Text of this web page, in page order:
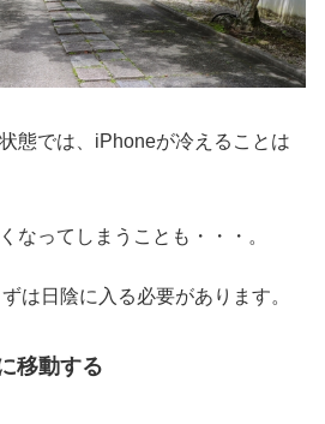
態では、iPhoneが冷えることは
なってしまうことも・・・。
は日陰に入る必要があります。
移動する